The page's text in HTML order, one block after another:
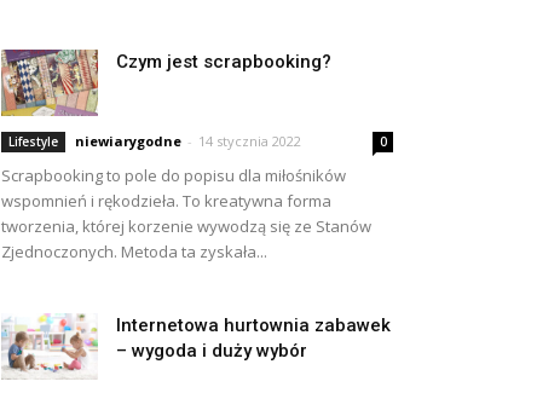
Czym jest scrapbooking?
Lifestyle niewiarygodne - 14 stycznia 2022 0
Scrapbooking to pole do popisu dla miłośników
wspomnień i rękodzieła. To kreatywna forma
tworzenia, której korzenie wywodzą się ze Stanów
Zjednoczonych. Metoda ta zyskała...
Internetowa hurtownia zabawek
– wygoda i duży wybór